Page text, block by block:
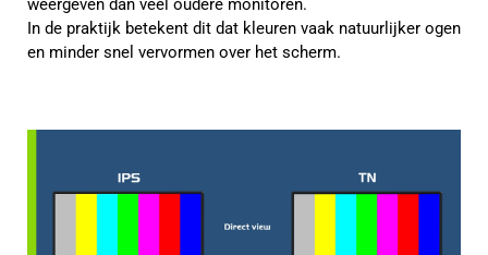
weergeven dan veel oudere monitoren.
In de praktijk betekent dit dat kleuren vaak natuurlijker ogen
en minder snel vervormen over het scherm.